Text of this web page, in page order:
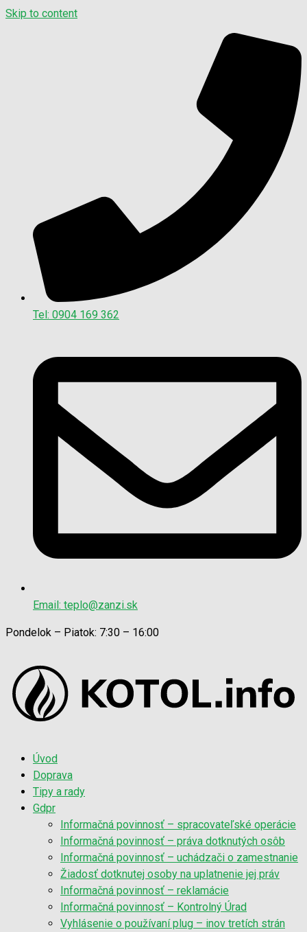
Skip to content
Tel: 0904 169 362
Email: teplo@zanzi.sk
Pondelok – Piatok: 7:30 – 16:00
Úvod
Doprava
Tipy a rady
Gdpr
Informačná povinnosť – spracovateľské operácie
Informačná povinnosť – práva dotknutých osôb
Informačná povinnosť – uchádzači o zamestnanie
Žiadosť dotknutej osoby na uplatnenie jej práv
Informačná povinnosť – reklamácie
Informačná povinnosť – Kontrolný Úrad
Vyhlásenie o používaní plug – inov tretích strán